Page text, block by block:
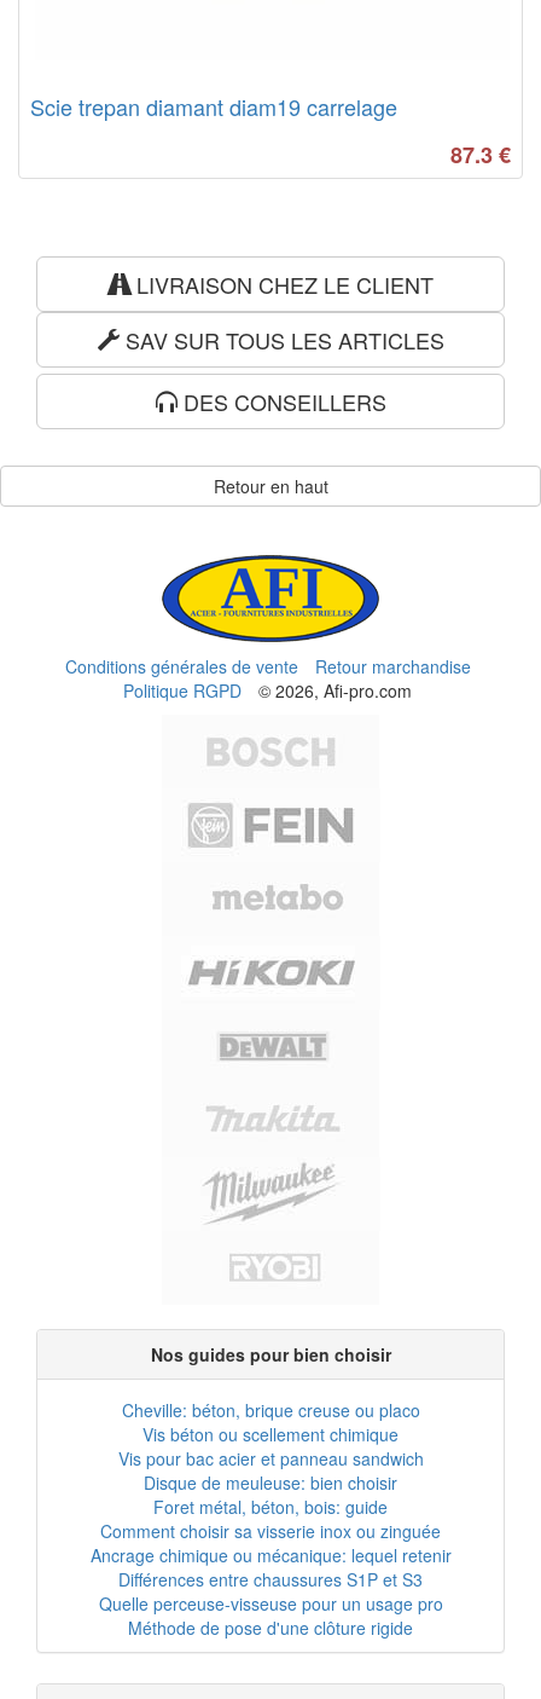
Scie trepan diamant diam19 carrelage
87.3€
LIVRAISON CHEZ LE CLIENT
SAV SUR TOUS LES ARTICLES
DES CONSEILLERS
Retour en haut
Conditions générales de vente
Retour marchandise
Politique RGPD
© 2026, Afi-pro.com
Nos guides pour bien choisir
Cheville: béton, brique creuse ou placo
Vis béton ou scellement chimique
Vis pour bac acier et panneau sandwich
Disque de meuleuse: bien choisir
Foret métal, béton, bois: guide
Comment choisir sa visserie inox ou zinguée
Ancrage chimique ou mécanique: lequel retenir
Différences entre chaussures S1P et S3
Quelle perceuse-visseuse pour un usage pro
Méthode de pose d'une clôture rigide